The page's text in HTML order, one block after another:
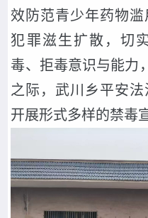
效防范青少年药物
犯罪滋生扩散，切
毒、拒毒意识与能力
之际，武川乡平安
开展形式多样的禁毒